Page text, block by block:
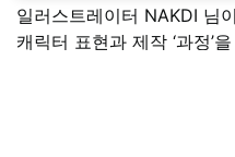
일러스트레이터 NAKDI 님
캐릭터 표현과 제작 ‘과정’